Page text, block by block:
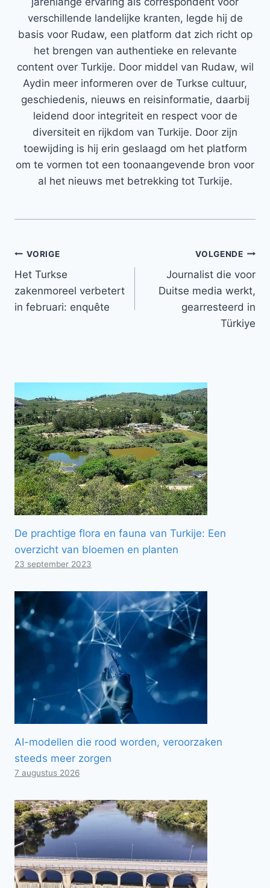
verschillende landelijke kranten, legde hij de
basis voor Rudaw, een platform dat zich richt op
het brengen van authentieke en relevante
content over Turkije. Door middel van Rudaw, wil
Aydin meer informeren over de Turkse cultuur,
geschiedenis, nieuws en reisinformatie, daarbij
leidend door integriteit en respect voor de
diversiteit en rijkdom van Turkije. Door zijn
toewijding is hij erin geslaagd om het platform
om te vormen tot een toonaangevende bron voor
al het nieuws met betrekking tot Turkije.
Bericht
navigatie
VORIGE
Het Turkse
zakenmoreel verbetert
in februari: enquête
VOLGENDE
Journalist die voor
Duitse media werkt,
gearresteerd in
Türkiye
De prachtige flora en fauna van Turkije: Een
overzicht van bloemen en planten
23 september 2023
AI-modellen die rood worden, veroorzaken
steeds meer zorgen
7 augustus 2026